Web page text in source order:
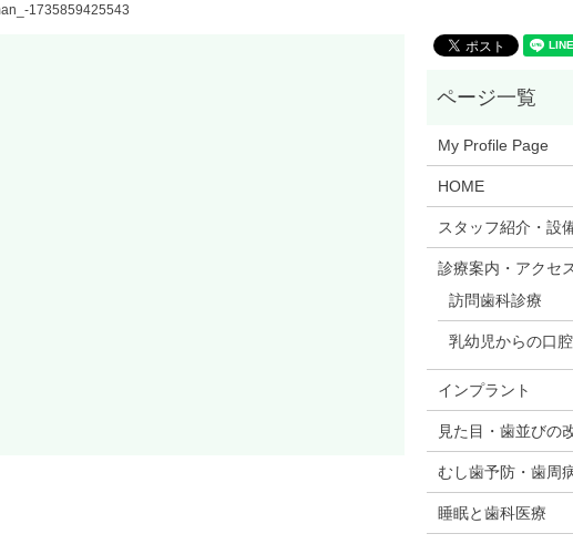
1735859425543
My Profile Page
HOME
スタッフ紹介・設
診療案内・アクセ
訪問歯科診療
乳幼児からの口
インプラント
見た目・歯並びの
むし歯予防・歯周
睡眠と歯科医療